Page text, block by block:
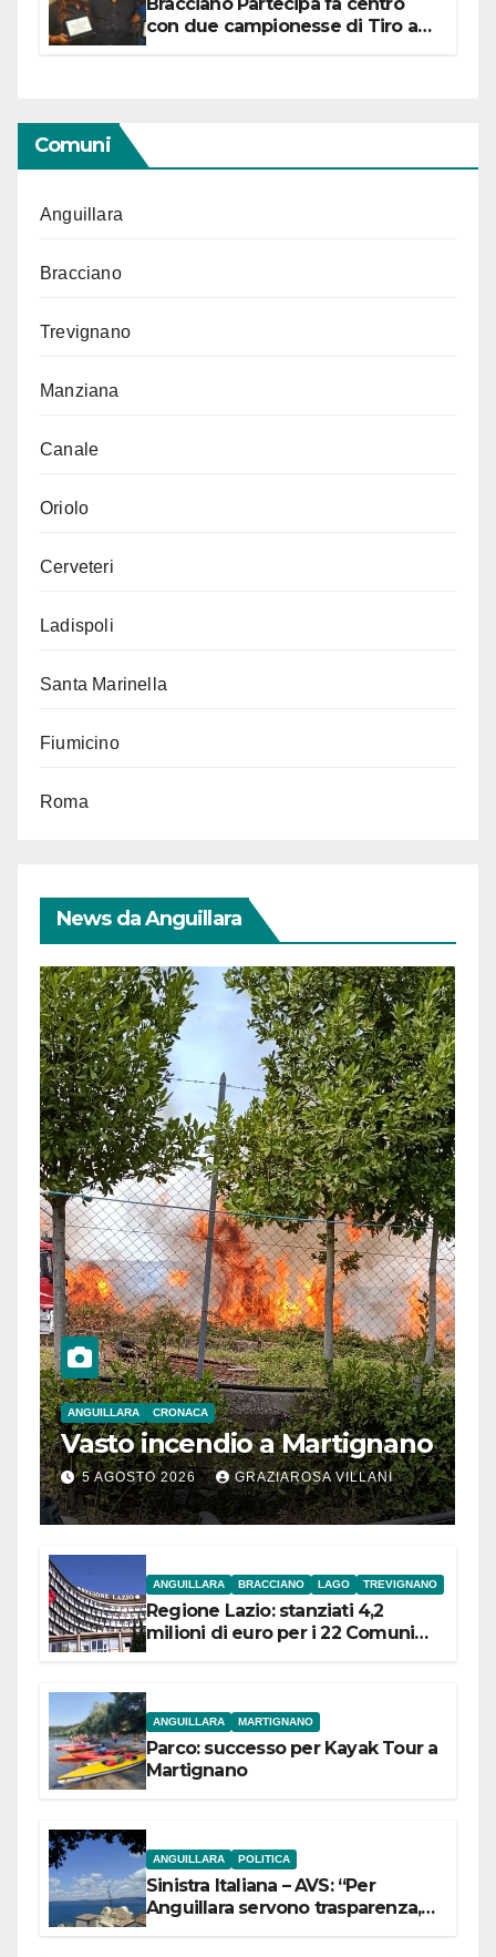
con due campionesse di Tiro a
Comuni
Anguillara
Bracciano
Trevignano
Manziana
Canale
Oriolo
Cerveteri
Ladispoli
Santa Marinella
Fiumicino
Roma
News da Anguillara
ANGUILLARA CRONACA
Vasto incendio a Martignano
5 AGOSTO 2026 GRAZIAROSA VILLANI
ANGUILLARA BRACCIANO LAGO TREVIGNANO
Regione Lazio: stanziati 4,2
milioni di euro per i 22 Comuni
ANGUILLARA MARTIGNANO
Parco: successo per Kayak Tour a
Martignano
ANGUILLARA POLITICA
Sinistra Italiana – AVS: “Per
Anguillara servono trasparenza,